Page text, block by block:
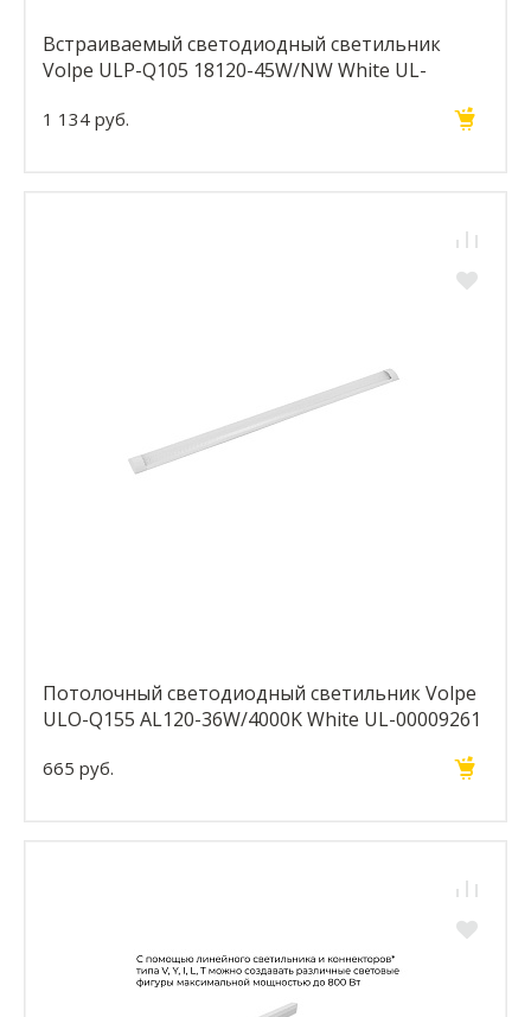
Встраиваемый светодиодный светильник
Volpe ULP-Q105 18120-45W/NW White UL-
1 134 руб.
Потолочный светодиодный светильник Volpe
ULO-Q155 AL120-36W/4000K White UL-00009261
665 руб.